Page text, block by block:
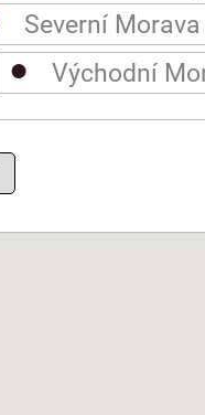
Severní Morava
● Východní